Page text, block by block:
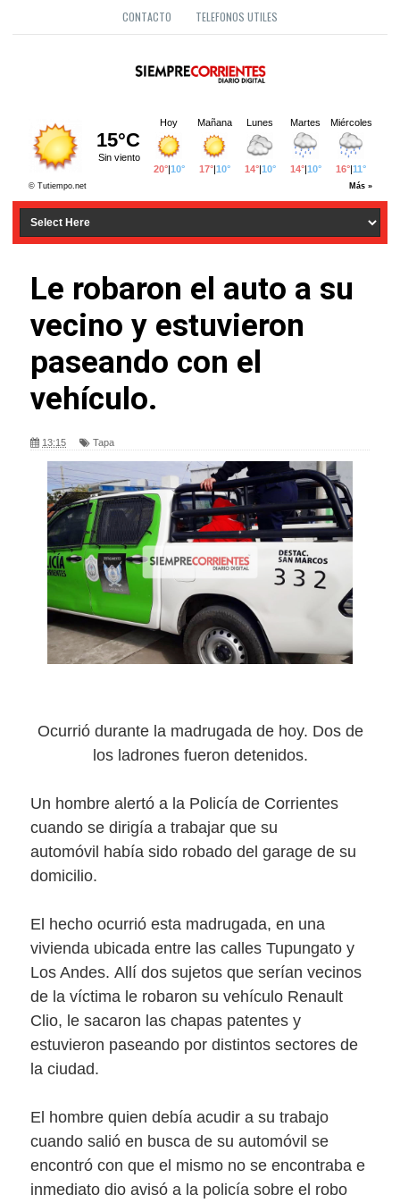
CONTACTO TELEFONOS UTILES
Le robaron el auto a su
vecino y estuvieron
paseando con el
vehículo.
13:15 Tapa
Ocurrió durante la madrugada de hoy. Dos de
los ladrones fueron detenidos.
Un hombre alertó a la Policía de Corrientes
cuando se dirigía a trabajar que su
automóvil había sido robado del garage de su
domicilio.
El hecho ocurrió esta madrugada, en una
vivienda ubicada entre las calles Tupungato y
Los Andes. Allí dos sujetos que serían vecinos
de la víctima le robaron su vehículo Renault
Clio, le sacaron las chapas patentes y
estuvieron paseando por distintos sectores de
la ciudad.
El hombre quien debía acudir a su trabajo
cuando salió en busca de su automóvil se
encontró con que el mismo no se encontraba e
inmediato dio avisó a la policía sobre el robo